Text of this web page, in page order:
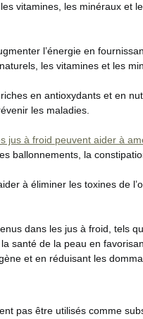
vitamines, les minéraux et
l’énergie en
les vitamines et les
en antioxydants et en
les maladies.
jus à froid peuvent aider à
ballonnements, la
à éliminer les toxines de
dans les jus à froid, tels
santé de la peau en
et en réduisant les
pas être utilisés comme